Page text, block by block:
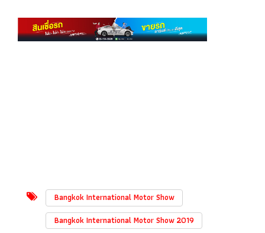
Bangkok International Motor Show
Bangkok International Motor Show 2019